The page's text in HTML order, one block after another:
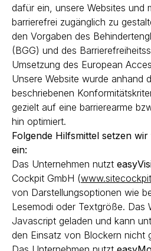
dafür ein, unsere Websites und
barrierefrei zugänglich zu
den Vorgaben des
(BGG) und des
Umsetzung des European
Unsere Website wurde anhand
beschriebenen
gezielt auf eine barrierearme
hin optimiert.
Folgende Hilfsmittel setzen
ein:
Das Unternehmen nutzt
Cockpit GmbH (
von Darstellungsoptionen wie
Lesemodi oder Textgröße. Das
Javascript geladen und kann
den Einsatz von Blockern nicht